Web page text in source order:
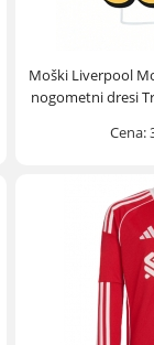
Moški Liverpool
nogometni dresi
Cena: